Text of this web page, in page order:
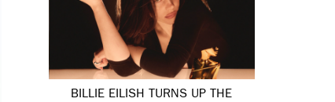
BILLIE EILISH TURNS UP THE